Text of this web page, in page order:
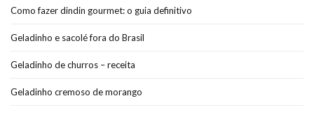
Como fazer dindin gourmet: o guia definitivo
Geladinho e sacolé fora do Brasil
Geladinho de churros – receita
Geladinho cremoso de morango